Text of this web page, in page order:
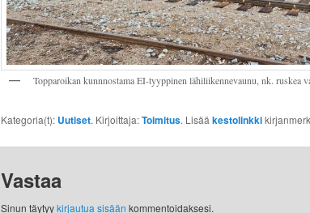
Topparoikan kunnnostama EI-tyyppinen lähiliikennevaunu, nk. ruskea
Kategoria(t): Uutiset. Kirjoittaja:Toimitus. Lisää kestolinkki
Vastaa
Sinun täytyykirjautua sisään kommentoidaksesi.